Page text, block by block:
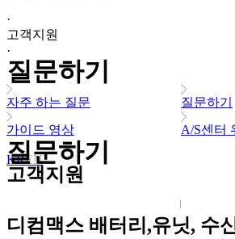
KREN
·
고객지원
·
질문하기
자주 하는 질문 질문하기
가이드 영상 A/S센터
질문하기
고객지원
디컴맥스 배터리,유닛, 수